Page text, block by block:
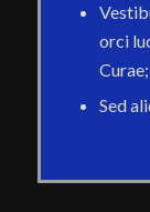
orci
Curae;
Sed